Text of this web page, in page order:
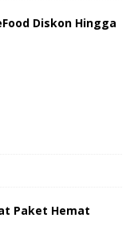
Diskon Hingga
Paket Hemat